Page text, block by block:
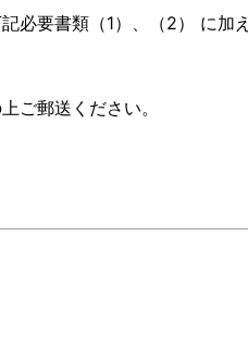
必要書類（1）、（2） に加え
ご郵送ください。